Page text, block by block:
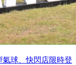
球、快閃店限時登